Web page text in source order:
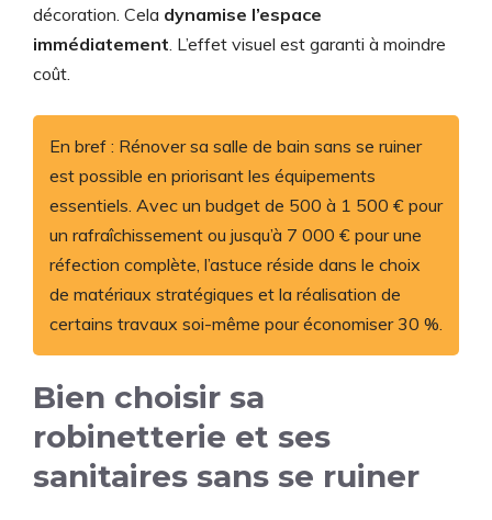
décoration. Cela dynamise l’espace
immédiatement. L’effet visuel est garanti à moindre
coût.
En bref : Rénover sa salle de bain sans se ruiner
est possible en priorisant les équipements
essentiels. Avec un budget de 500 à 1 500 € pour
un rafraîchissement ou jusqu’à 7 000 € pour une
réfection complète, l’astuce réside dans le choix
de matériaux stratégiques et la réalisation de
certains travaux soi-même pour économiser 30 %.
Bien choisir sa
robinetterie et ses
sanitaires sans se ruiner